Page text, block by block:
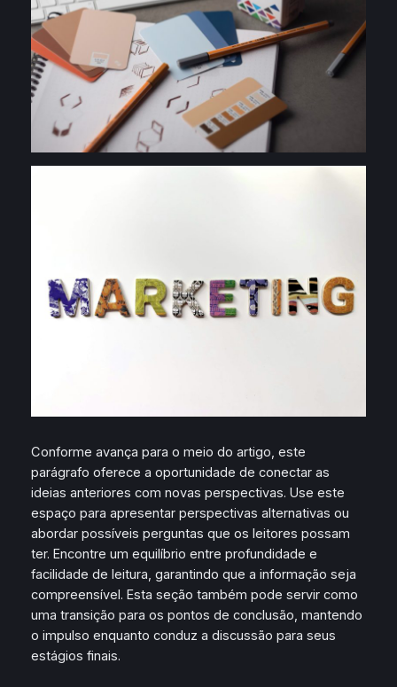
Conforme avança para o meio do artigo, este
parágrafo oferece a oportunidade de conectar as
ideias anteriores com novas perspectivas. Use este
espaço para apresentar perspectivas alternativas ou
abordar possíveis perguntas que os leitores possam
ter. Encontre um equilíbrio entre profundidade e
facilidade de leitura, garantindo que a informação seja
compreensível. Esta seção também pode servir como
uma transição para os pontos de conclusão, mantendo
o impulso enquanto conduz a discussão para seus
estágios finais.